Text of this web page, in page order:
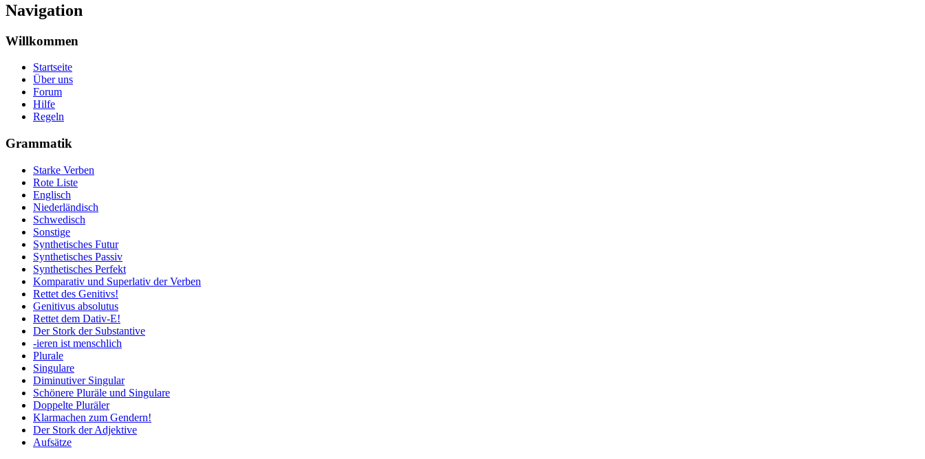
Navigation
Willkommen
Startseite
Über uns
Forum
Hilfe
Regeln
Grammatik
Starke Verben
Rote Liste
Englisch
Niederländisch
Schwedisch
Sonstige
Synthetisches Futur
Synthetisches Passiv
Synthetisches Perfekt
Komparativ und Superlativ der Verben
Rettet des Genitivs!
Genitivus absolutus
Rettet dem Dativ-E!
Der Stork der Substantive
-ieren ist menschlich
Plurale
Singulare
Diminutiver Singular
Schönere Pluräle und Singulare
Doppelte Pluräler
Klarmachen zum Gendern!
Der Stork der Adjektive
Aufsätze